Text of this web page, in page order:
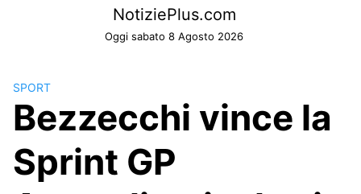
NotiziePlus.com
Oggi sabato 8 Agosto 2026
SPORT
Bezzecchi vince la
Sprint GP